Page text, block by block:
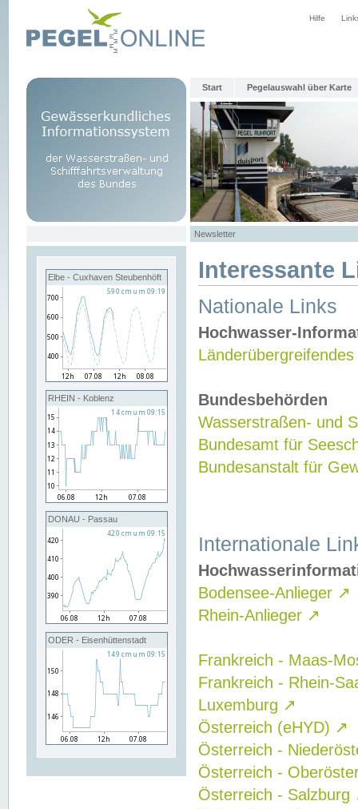
Hilfe
Start Pegelauswahl über Karte
Newsletter
Elbe - Cuxhaven Steubenhöft
RHEIN - Koblenz
DONAU - Passau
ODER - Eisenhüttenstadt
Interessante
Nationale Links
Hochwasser-
Bundesbehörden
Wasserstraßen- und
Bundesamt für
Bundesanstalt für
Internationale
Bodensee-Anlieger ↗
Rhein-Anlieger ↗
Frankreich - Maas-
Frankreich - Rhein-
Luxemburg ↗
Österreich (eHYD) ↗
Österreich -
Österreich -
Österreich - Salzburg